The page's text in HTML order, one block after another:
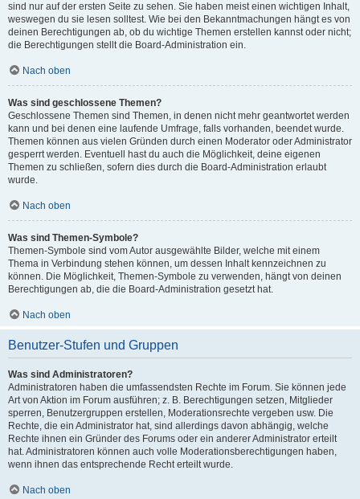
sind nur auf der ersten Seite zu sehen. Sie haben meist einen wichtigen Inhalt,
weswegen du sie lesen solltest. Wie bei den Bekanntmachungen hängt es von
deinen Berechtigungen ab, ob du wichtige Themen erstellen kannst oder nicht;
die Berechtigungen stellt die Board-Administration ein.
Nach oben
Was sind geschlossene Themen?
Geschlossene Themen sind Themen, in denen nicht mehr geantwortet werden
kann und bei denen eine laufende Umfrage, falls vorhanden, beendet wurde.
Themen können aus vielen Gründen durch einen Moderator oder Administrator
gesperrt werden. Eventuell hast du auch die Möglichkeit, deine eigenen
Themen zu schließen, sofern dies durch die Board-Administration erlaubt
wurde.
Nach oben
Was sind Themen-Symbole?
Themen-Symbole sind vom Autor ausgewählte Bilder, welche mit einem
Thema in Verbindung stehen können, um dessen Inhalt kennzeichnen zu
können. Die Möglichkeit, Themen-Symbole zu verwenden, hängt von deinen
Berechtigungen ab, die die Board-Administration gesetzt hat.
Nach oben
Benutzer-Stufen und Gruppen
Was sind Administratoren?
Administratoren haben die umfassendsten Rechte im Forum. Sie können jede
Art von Aktion im Forum ausführen; z. B. Berechtigungen setzen, Mitglieder
sperren, Benutzergruppen erstellen, Moderationsrechte vergeben usw. Die
Rechte, die ein Administrator hat, sind allerdings davon abhängig, welche
Rechte ihnen ein Gründer des Forums oder ein anderer Administrator erteilt
hat. Administratoren können auch volle Moderationsberechtigungen haben,
wenn ihnen das entsprechende Recht erteilt wurde.
Nach oben